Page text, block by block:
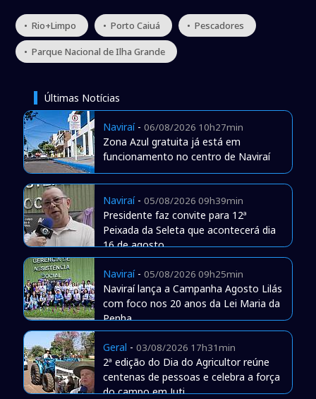
• Rio+Limpo • Porto Caiuá • Pescadores
• Parque Nacional de Ilha Grande
Últimas Notícias
Naviraí- 06/08/2026 10h27min
Zona Azul gratuita já está em
funcionamento no centro de Naviraí
Naviraí- 05/08/2026 09h39min
Presidente faz convite para 12ª
Peixada da Seleta que acontecerá dia
16 de agosto
Naviraí- 05/08/2026 09h25min
Naviraí lança a Campanha Agosto Lilás
com foco nos 20 anos da Lei Maria da
Penha
Geral - 03/08/2026 17h31min
2ª edição do Dia do Agricultor reúne
centenas de pessoas e celebra a força
do campo em Juti